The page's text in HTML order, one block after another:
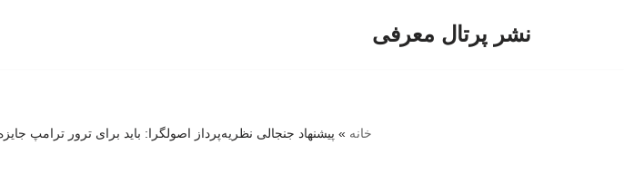
نشر پرتال معرفی
خانه » پیشنهاد جنجالی نظریه‌پرداز اصولگرا: باید برای ترور ترامپ